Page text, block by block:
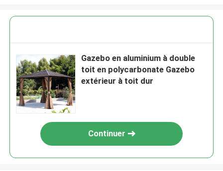
Gazebo en aluminium à double
toit en polycarbonate Gazebo
extérieur à toit dur
Continuer